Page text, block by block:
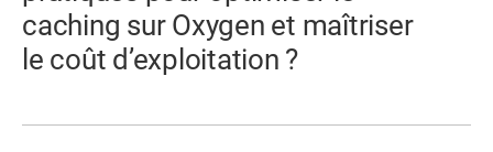
caching sur Oxygen et maîtriser
le coût d’exploitation ?